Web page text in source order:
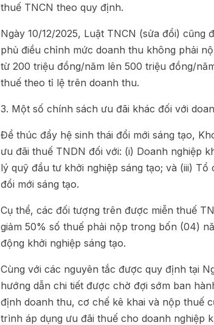
thuế TNCN theo quy định.
Ngày 10/12/2025, Luật TNCN (sửa đổi)
phủ điều chỉnh mức doanh thu không phải
từ 200 triệu đồng/năm lên 500 triệu đồng/
thuế theo tỉ lệ trên doanh thu.
3. Một số chính sách ưu đãi khác đối với
Để thúc đẩy hệ sinh thái đổi mới sáng tạo,
ưu đãi thuế TNDN đối với: (i) Doanh nghiệp
lý quỹ đầu tư khởi nghiệp sáng tạo; và (iii)
đổi mới sáng tạo.
Cụ thể, các đối tượng trên được miễn thuế
giảm 50% số thuế phải nộp trong bốn (04)
động khởi nghiệp sáng tạo.
Cùng với các nguyên tắc được quy định tại
hướng dẫn chi tiết được chờ đợi sớm ban
định doanh thu, cơ chế kê khai và nộp thuế
trình áp dụng ưu đãi thuế cho doanh nghiệp